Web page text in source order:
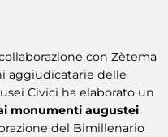
con Zètema
aggiudicatarie delle
Civici ha elaborato un
monumenti augustei
del Bimillenario